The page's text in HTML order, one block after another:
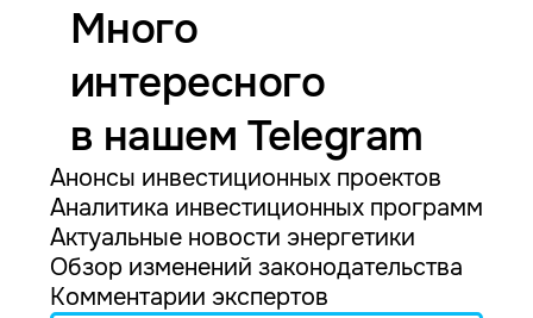
Много
интересного
в нашем Telegram
Анонсы инвестиционных проектов
Аналитика инвестиционных программ
Актуальные новости энергетики
Обзор изменений законодательства
Комментарии экспертов